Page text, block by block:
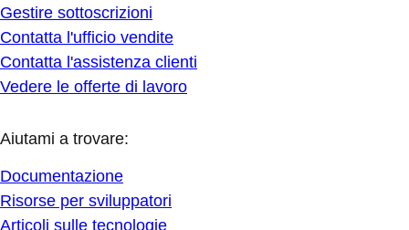
Gestire sottoscrizioni
Contatta l'ufficio vendite
Contatta l'assistenza clienti
Vedere le offerte di lavoro
Aiutami a trovare:
Documentazione
Risorse per sviluppatori
Articoli sulle tecnologie